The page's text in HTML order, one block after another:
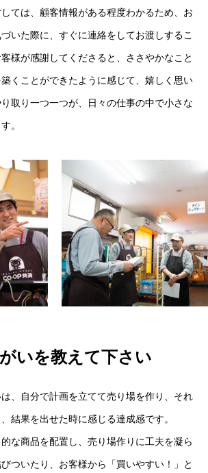
ては、顧客情報がある程度わかるため、お
いた際に、すぐに連絡をしてお渡しするこ
様が感謝してくださると、ささやかなこと
くことができたように感じて、嬉しく思い
取り一つ一つが、日々の仕事の中で小さな
。
いを教えて下さい
、自分で計画を立てて売り場を作り、それ
結果を出せた時に感じる達成感です。
な商品を配置し、売り場作りに工夫を凝ら
ついたり、お客様から「買いやすい！」と